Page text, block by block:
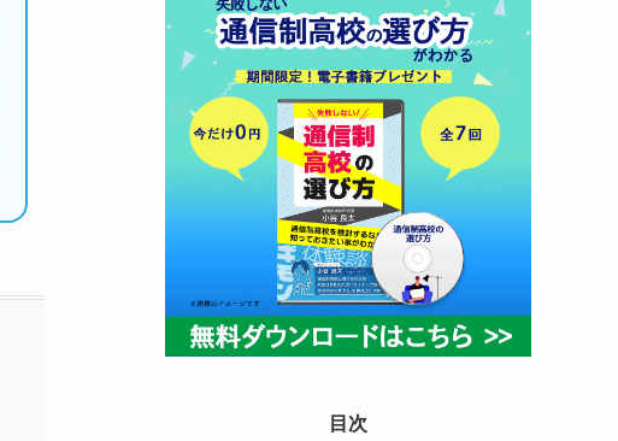
目次